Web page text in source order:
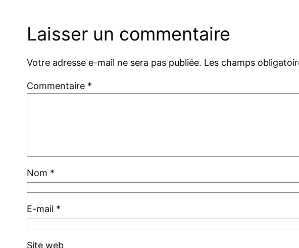
Laisser un commentaire
Votre adresse e-mail ne sera pas publiée. Les champs
Commentaire *
Nom *
E-mail *
Site web